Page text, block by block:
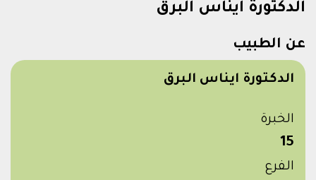
الدكتورة ايناس البرق
عن الطبيب
الدكتورة ايناس البرق
الخبرة
15
الفرع